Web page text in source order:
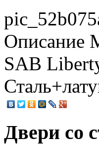
Описание
SAB
Двери со